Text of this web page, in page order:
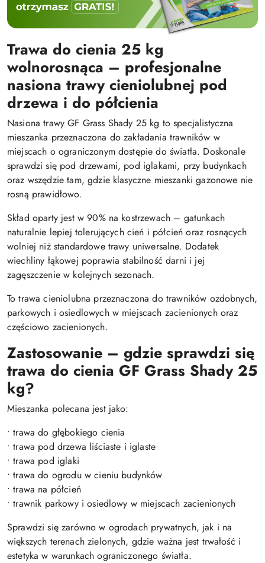
Trawa do cienia 25 kg
wolnorosnąca – profesjonalne
nasiona trawy cieniolubnej pod
drzewa i do półcienia
Nasiona trawy GF Grass Shady 25 kg to specjalistyczna
mieszanka przeznaczona do zakładania trawników w
miejscach o ograniczonym dostępie do światła. Doskonale
sprawdzi się pod drzewami, pod iglakami, przy budynkach
oraz wszędzie tam, gdzie klasyczne mieszanki gazonowe nie
rosną prawidłowo.
Skład oparty jest w 90% na kostrzewach – gatunkach
naturalnie lepiej tolerujących cień i półcień oraz rosnących
wolniej niż standardowe trawy uniwersalne. Dodatek
wiechliny łąkowej poprawia stabilność darni i jej
zagęszczenie w kolejnych sezonach.
To trawa cieniolubna przeznaczona do trawników ozdobnych,
parkowych i osiedlowych w miejscach zacienionych oraz
częściowo zacienionych.
Zastosowanie – gdzie sprawdzi się
trawa do cienia GF Grass Shady 25
kg?
Mieszanka polecana jest jako:
• trawa do głębokiego cienia
• trawa pod drzewa liściaste i iglaste
• trawa pod iglaki
• trawa do ogrodu w cieniu budynków
• trawa na półcień
• trawnik parkowy i osiedlowy w miejscach zacienionych
Sprawdzi się zarówno w ogrodach prywatnych, jak i na
większych terenach zielonych, gdzie ważna jest trwałość i
estetyka w warunkach ograniczonego światła.